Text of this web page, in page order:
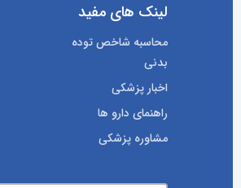
لینک های مفید
محاسبه شاخص توده
بدنی
اخبار پزشکی
راهنمای دارو ها
مشاوره پزشکی